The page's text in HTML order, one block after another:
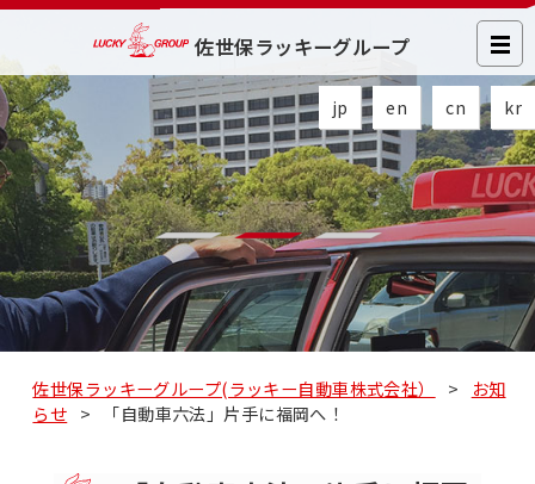
jp en cn kr
佐世保ラッキーグループ
佐世保ラッキーグループ(ラッキー自動車株式会社） >
お知
らせ > 「自動車六法」片手に福岡へ！